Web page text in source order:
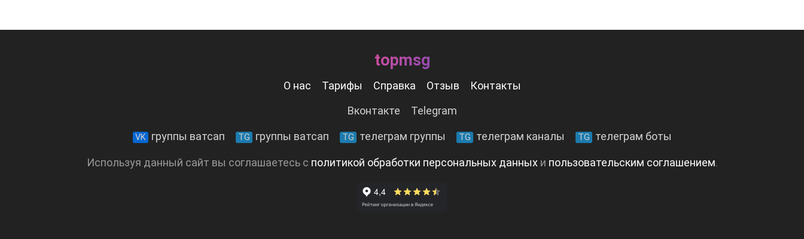
topmsg
О нас Тарифы Справка Отзыв Контакты
Вконтакте Telegram
VK группы ватсап TG группы ватсап TG телеграм группы TG телеграм каналы TG телеграм боты
Используя данный сайт вы соглашаетесь с политикой обработки персональных данныхи пользовательским соглашением.